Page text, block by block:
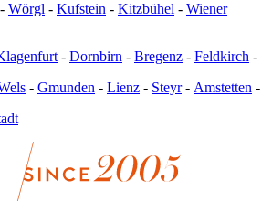
- Wörgl - Kufstein - Kitzbühel - Wiener
- Dornbirn - Bregenz - Feldkirch -
- Gmunden - Lienz - Steyr- Amstetten -